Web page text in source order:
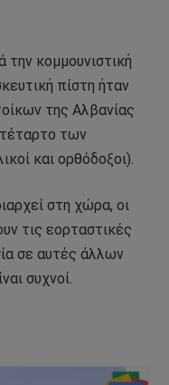
κομμουνιστική
πίστη ήταν
της Αλβανίας
τέταρτο των
και ορθόδοξοι).
στη χώρα, οι
τις εορταστικές
σε αυτές άλλων
συχνοί.